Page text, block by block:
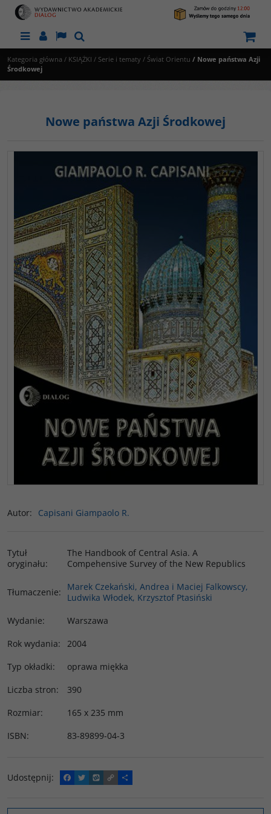
MenuPanelLangSzukaj
Kategoria główna / KSIĄŻKI / Serie i tematy / Świat Orientu / Nowe państwa Azji
Środkowej
Nowe państwa Azji Środkowej
Autor: Capisani Giampaolo R.
Tytuł
oryginału:
The Handbook of Central Asia. A
Compehensive Survey of the New Republics
Tłumaczenie:
Marek Czekański, Andrea i Maciej Falkowscy,
Ludwika Włodek, Krzysztof Ptasiński
Wydanie:
Warszawa
Rok wydania:
2004
Typ okładki:
oprawa miękka
Liczba stron:
390
Rozmiar:
165 x 235 mm
ISBN: 83-89899-04-3
Udostępnij:
F
a
e
T
w
t
W
y
o
C
o
y
P
o
z